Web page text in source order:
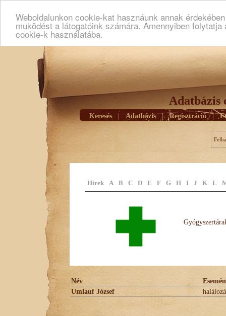
Weboldalunkon cookie-kat hasznáunk annak
muködést a látogatóink számára. Amennyiben
cookie-k használatába.
Adatbázis
Keresés Adatbázis | Regisztráció |
Hírek A B C D E F G H I J K L
Név
Umlauf József